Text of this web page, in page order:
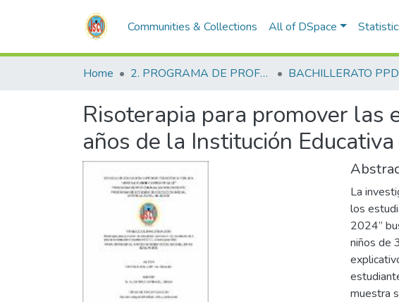
Communities & Collections All of DSpace
Home 2. PROGRAMA DE PROFESIONALIZACIÓN DOCENTE BACHILLERATO PPD
Risoterapia para promover las
años de la Institución
La
los
2024”
niños de
muestra